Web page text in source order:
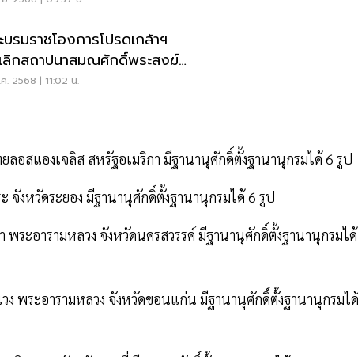
รมราชโองการโปรดเกล้าฯ
ลิกสถาปนาสมณศักดิ์พระสงฆ์
ป
ค. 2568 | 11:02 น.
ลอสแองเจลิส สหรัฐอเมริกา มีฐานานุศักดิ์ตั้งฐานานุกรมได้ 6 รูป
จังหวัดระยอง มีฐานานุศักดิ์ตั้งฐานานุกรมได้ 6 รูป
ระอารามหลวง จังหวัดนครสวรรค์ มีฐานานุศักดิ์ตั้งฐานานุกรมไ
ง พระอารามหลวง จังหวัดขอนแก่น มีฐานานุศักดิ์ตั้งฐานานุกรมไ